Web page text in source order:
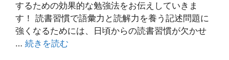
するための効果的な勉強法をお伝えしていきま
す！ 読書習慣で語彙力と読解力を養う記述問題に
強くなるためには、日頃からの読書習慣が欠かせ
… 続きを読む